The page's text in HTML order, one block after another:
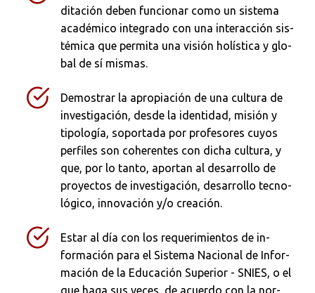
ditación deben funcionar como un sistema
académico integrado con una interacción sis­
témica que permita una visión holística y glo­
bal de sí mismas.
Demostrar la apropiación de una cultura de
investigación, desde la identidad, misión y
tipología, soportada por profesores cuyos
perfiles son coherentes con dicha cultura, y
que, por lo tanto, aportan al desarrollo de
proyectos de investigación, desarrollo tecno­
lógico, innovación y/o creación.
Estar al día con los requerimientos de in­
formación para el Sistema Nacional de Infor­
mación de la Educación Superior - SNIES, o el
que haga sus veces, de acuerdo con la nor­